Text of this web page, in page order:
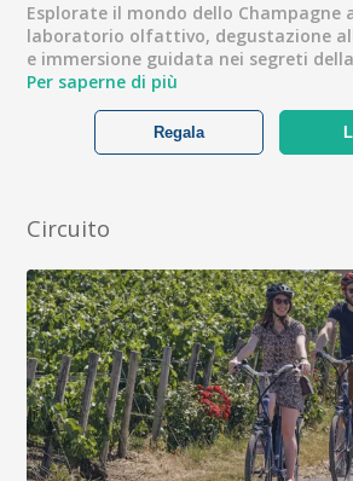
Esplorate il mondo dello Champagne
laboratorio olfattivo, degustazione
e immersione guidata nei segreti
Per saperne di più
Regala
Circuito